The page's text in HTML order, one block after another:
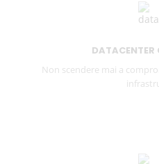
DATACENTER
Non scendere mai a